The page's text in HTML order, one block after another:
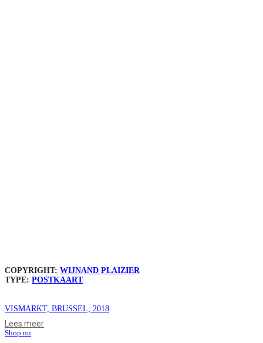
COPYRIGHT: WIJNAND PLAIZIER
TYPE: POSTKAART
VISMARKT, BRUSSEL, 2018
Lees meer
Shop nu